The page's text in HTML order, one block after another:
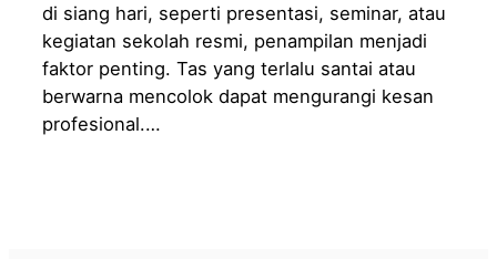
di siang hari, seperti presentasi, seminar, atau
kegiatan sekolah resmi, penampilan menjadi
faktor penting. Tas yang terlalu santai atau
berwarna mencolok dapat mengurangi kesan
profesional.…